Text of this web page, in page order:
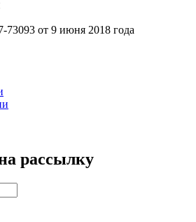
от 9 июня 2018 года
рассылку